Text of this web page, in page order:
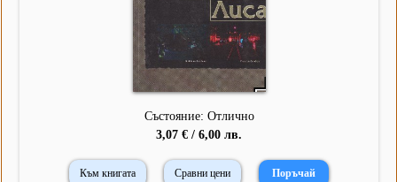
Състояние: Отлично
3,07 € / 6,00 лв.
Към книгата Сравни цени